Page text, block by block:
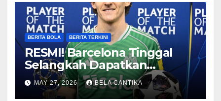
BERITA BOLA BERITA TERKINI
RESMI! Barcelona Tinggal
Selangkah Dapatkan
Anthony Gordon
MAY 27, 2026 BELA CANTIKA